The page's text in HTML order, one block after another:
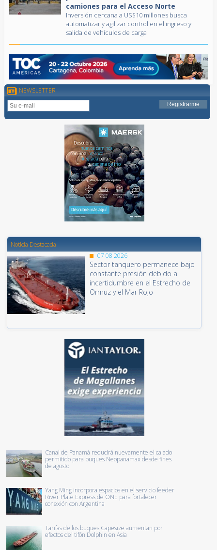
camiones para el Acceso Norte
Inversión cercana a US$10 millones busca
automatizar y agilizar control en el ingreso y
salida de vehículos de carga
NEWSLETTER
Noticia Destacada
07 08 2026
Sector tanquero permanece bajo
constante presión debido a
incertidumbre en el Estrecho de
Ormuz y el Mar Rojo
Canal de Panamá reducirá nuevamente el calado
permitido para buques Neopanamax desde fines
de agosto
Yang Ming incorpora espacios en el servicio feeder
River Plate Express de ONE para fortalecer
conexión con Argentina
Tarifas de los buques Capesize aumentan por
efectos del tifón Dolphin en Asia